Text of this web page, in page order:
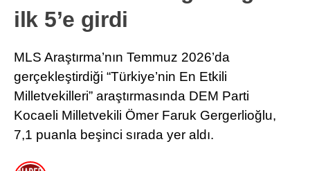
ilk 5’e girdi
MLS Araştırma’nın Temmuz 2026’da
gerçekleştirdiği “Türkiye’nin En Etkili
Milletvekilleri” araştırmasında DEM Parti
Kocaeli Milletvekili Ömer Faruk Gergerlioğlu,
7,1 puanla beşinci sırada yer aldı.